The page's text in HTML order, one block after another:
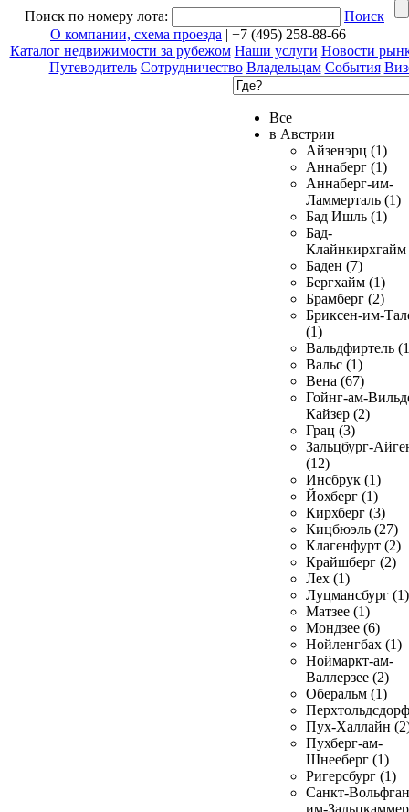
Поиск по номеру лота:
Поиск
О компании, схема проезда | +7 (495) 258-88-66
Каталог недвижимости за рубежом Наши услуги Новости
Путеводитель Сотрудничество Владельцам События
Все
в Австрии
Айзенэрц (1)
Аннаберг (1)
Аннаберг-им-
Ламмерталь (1)
Бад Ишль (1)
Бад-
Клайнкирхгайм
Баден (7)
Бергхайм (1)
Брамберг (2)
Бриксен-им-
(1)
Вальдфиртель
Вальс (1)
Вена (67)
Гойнг-ам-
Кайзер (2)
Грац (3)
Зальцбург-
(12)
Инсбрук (1)
Йохберг (1)
Кирхберг (3)
Кицбюэль (27)
Клагенфурт (2)
Крайшберг (2)
Лех (1)
Луцмансбург (1)
Матзее (1)
Мондзее (6)
Нойленгбах (1)
Ноймаркт-ам-
Валлерзее (2)
Оберальм (1)
Пух-Халлайн
Пухберг-ам-
Шнееберг (1)
Ригерсбург (1)
Санкт-
им-